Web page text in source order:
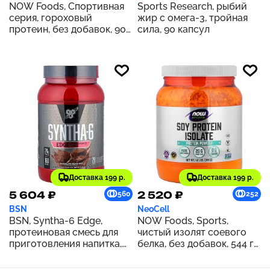
NOW Foods, Спортивная
серия, гороховый
протеин, без добавок, 907
Sports Research, рыбий
жир с омега-3, тройная
сила, 90 капсул
Доставка 199 р.
5 604 ₽ 560
BSN
BSN, Syntha-6 Edge,
протеиновая смесь для
приготовления напитка,
коктейль, 1,12 кг (2,47
Доставка 199 р.
2 520 ₽ 252
NeoCell
NOW Foods, Sports,
чистый изолят соевого
белка, без добавок, 544 г